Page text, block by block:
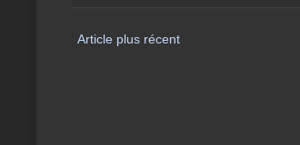
Article plus récent